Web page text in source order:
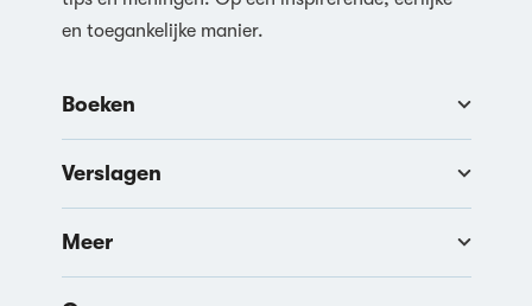
en toegankelijke manier.
Boeken
Verslagen
Meer